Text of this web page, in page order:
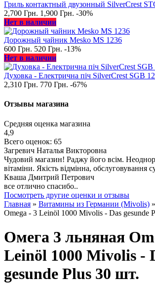
Гриль контактный двузонный SilverCrest
2,700 Грн. 1,900 Грн. -30%
Нет в наличии
Дорожный чайник Mesko MS 1236
600 Грн. 520 Грн. -13%
Нет в наличии
Духовка - Електрична піч SilverCrest SGB
2,310 Грн. 770 Грн. -67%
Отзывы магазина
Средняя оценка магазина
4,9
Всего оценок: 65
Загревич Наталья Викторовна
Чудовий магазин! Раджу його всім.
вітаміни. Якість відмінна, обслуговування
Кваша Дмитрий Петрович
все отлично спасибо..
Посмотреть другие оценки и отзывы
Главная » Витамины из Германии (Mivolis)
Omega - 3 Leinöl 1000 Mivolis - Das gesunde
Омега 3 льняная
Leinöl 1000 Mivolis -
gesunde Plus 30 шт.